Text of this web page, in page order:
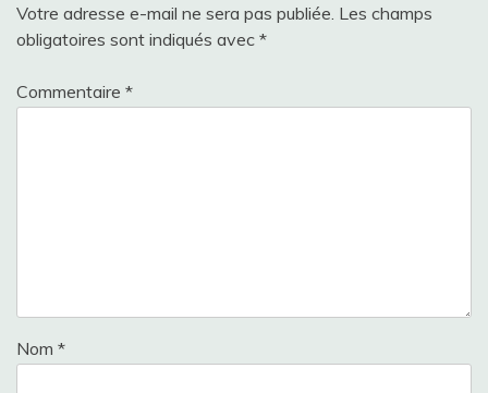
Votre adresse e-mail ne sera pas publiée. Les champs
obligatoires sont indiqués avec *
Commentaire *
Nom *